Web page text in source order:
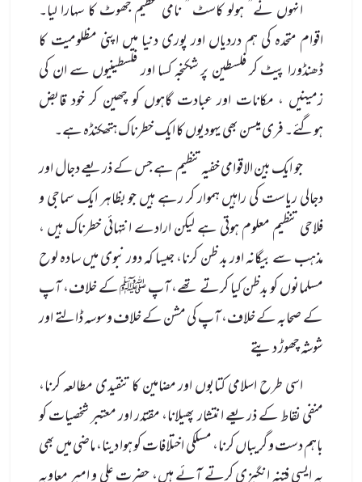
انہوں نے” ہولو کاسٹ ” نامی عظیم جھوٹ کا سہارا لیا۔
اقوام متحدہ کی ہم دردیاں اور پوری دنیا میں اپنی مظلومیت کا
ڈھنڈورا پیٹ کر فلسطین پر شکنجہ کسا اور فلسطینیوں سے ان کی
زمینیں ، مکانات اور عبادت گاہوں کو چھین کر خود قابض
ہوگئے۔ فری میسن بھی یہودیوں کا ایک خطرناک ہتھکنڈہ ہے۔
جو ایک بین الاقوامی خفیہ تنظیم ہے جس کے ذریعے دجال اور
دجالی ریاست کی راہیں ہموار کر رہے ہیں جو بظاہر ایک سماجی و
فلاحی تنظیم معلوم ہوتی ہے لیکن ارادے انتہائی خطرناک ہیں ،
مذہب سے بیگانہ اور بد ظن کرنا، جیسا کہ دور نبوی میں سادہ لوح
مسلمانوں کو بدظن کیا کرتے تھے، آپ ﷺ کے خلاف، آپ
کے صحابہ کے خلاف، آپ کی مشن کے خلاف وسوسہ ڈالتے اور
شوشہ چھوڑ دیتے
اسی طرح اسلامی کتابوں اور مضامین کا تنقیدی مطالعہ کرنا،
منفی نقاط کے ذریعے انتشار پھیلانا، مقتدر اور معتبر شخصیات کو
باہم دست و گریباں کرنا، مسلکی اختلافات کو ہوا دینا، ماضی میں بھی